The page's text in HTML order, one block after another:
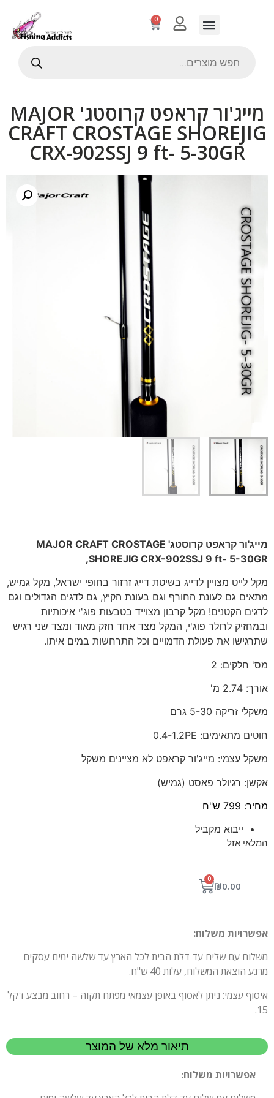
0
מייג'ור קראפט קרוסטג' MAJOR
CRAFT CROSTAGE SHOREJIG
CRX-902SSJ 9 ft- 5-30GR
מייג'ור קראפט קרוסטג' MAJOR CRAFT CROSTAGE
SHOREJIG CRX-902SSJ 9 ft- 5-30GR
,
מקל לייט מצויין לדייג בשיטת דייג זרזור בחופי ישראל, מקל גמיש,
מתאים גם לעונת החורף וגם בעונת הקיץ, גם לדגים הגדולים וגם
לדגים הקטנים! מקל קרבון מצוייד בטבעות פוג'י איכותיות
ובמחזיק לרולר פוג'י, המקל מצד אחד חזק מאוד ומצד שני רגיש
שתרגישו את פעולת הדמויים וכל התרחשות במים איתו.
מס' חלקים: 2
אורך: 2.74 מ
'
משקלי זריקה 5-30 גרם
חוטים מתאימים: 0.4-1.2PE
משקל עצמי: מייג'ור קראפט לא מציינים משקל
אקשן: רגיולר פאסט (גמיש)
מחיר: 799 ש"ח
ייבוא מקביל
המלאי אזל
₪0.00
0
אפשרויות משלוח:
משלוח עם שליח עד דלת הבית לכל הארץ עד שלשה ימים עסקים
מרגע הוצאת המשלוח, עלות 40 ש"ח.
איסוף עצמי: ניתן לאסוף באופן עצמאי מפתח תקוה – רחוב מבצע דקל
15.
תיאור מלא של המוצר
אפשרויות משלוח: